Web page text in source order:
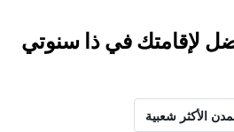
لإقامتك في ذا سنوتي
الأكثر شعبية